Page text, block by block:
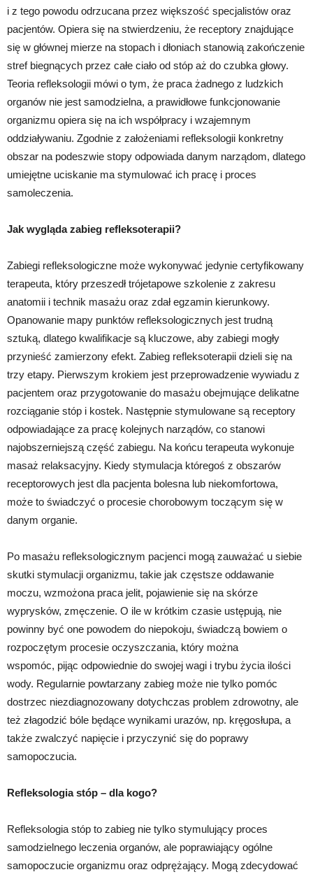
i z tego powodu odrzucana przez większość specjalistów oraz
pacjentów. Opiera się na stwierdzeniu, że receptory znajdujące
się w głównej mierze na stopach i dłoniach stanowią zakończenie
stref biegnących przez całe ciało od stóp aż do czubka głowy.
Teoria refleksologii mówi o tym, że praca żadnego z ludzkich
organów nie jest samodzielna, a prawidłowe funkcjonowanie
organizmu opiera się na ich współpracy i wzajemnym
oddziaływaniu. Zgodnie z założeniami refleksologii konkretny
obszar na podeszwie stopy odpowiada danym narządom, dlatego
umiejętne uciskanie ma stymulować ich pracę i proces
samoleczenia.
Jak wygląda zabieg refleksoterapii?
Zabiegi refleksologiczne może wykonywać jedynie certyfikowany
terapeuta, który przeszedł trójetapowe szkolenie z zakresu
anatomii i technik masażu oraz zdał egzamin kierunkowy.
Opanowanie mapy punktów refleksologicznych jest trudną
sztuką, dlatego kwalifikacje są kluczowe, aby zabiegi mogły
przynieść zamierzony efekt. Zabieg refleksoterapii dzieli się na
trzy etapy. Pierwszym krokiem jest przeprowadzenie wywiadu z
pacjentem oraz przygotowanie do masażu obejmujące delikatne
rozciąganie stóp i kostek. Następnie stymulowane są receptory
odpowiadające za pracę kolejnych narządów, co stanowi
najobszerniejszą część zabiegu. Na końcu terapeuta wykonuje
masaż relaksacyjny. Kiedy stymulacja któregoś z obszarów
receptorowych jest dla pacjenta bolesna lub niekomfortowa,
może to świadczyć o procesie chorobowym toczącym się w
danym organie.
Po masażu refleksologicznym pacjenci mogą zauważać u siebie
skutki stymulacji organizmu, takie jak częstsze oddawanie
moczu, wzmożona praca jelit, pojawienie się na skórze
wyprysków, zmęczenie. O ile w krótkim czasie ustępują, nie
powinny być one powodem do niepokoju, świadczą bowiem o
rozpoczętym procesie oczyszczania, który można
wspomóc, pijąc odpowiednie do swojej wagi i trybu życia ilości
wody. Regularnie powtarzany zabieg może nie tylko pomóc
dostrzec niezdiagnozowany dotychczas problem zdrowotny, ale
też złagodzić bóle będące wynikami urazów, np. kręgosłupa, a
także zwalczyć napięcie i przyczynić się do poprawy
samopoczucia.
Refleksologia stóp – dla kogo?
Refleksologia stóp to zabieg nie tylko stymulujący proces
samodzielnego leczenia organów, ale poprawiający ogólne
samopoczucie organizmu oraz odprężający. Mogą zdecydować